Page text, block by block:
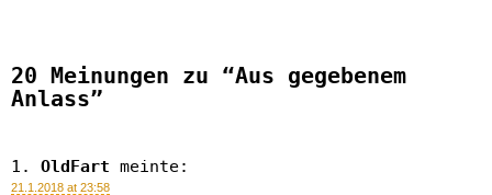
20 Meinungen zu “Aus gegebenem
Anlass”
OldFart meinte:
21.1.2018 at 23:58